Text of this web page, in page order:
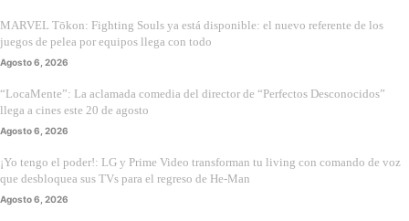
MARVEL Tōkon: Fighting Souls ya está disponible: el nuevo referente de los
juegos de pelea por equipos llega con todo
Agosto 6, 2026
“LocaMente”: La aclamada comedia del director de “Perfectos Desconocidos”
llega a cines este 20 de agosto
Agosto 6, 2026
¡Yo tengo el poder!: LG y Prime Video transforman tu living con comando de voz
que desbloquea sus TVs para el regreso de He-Man
Agosto 6, 2026